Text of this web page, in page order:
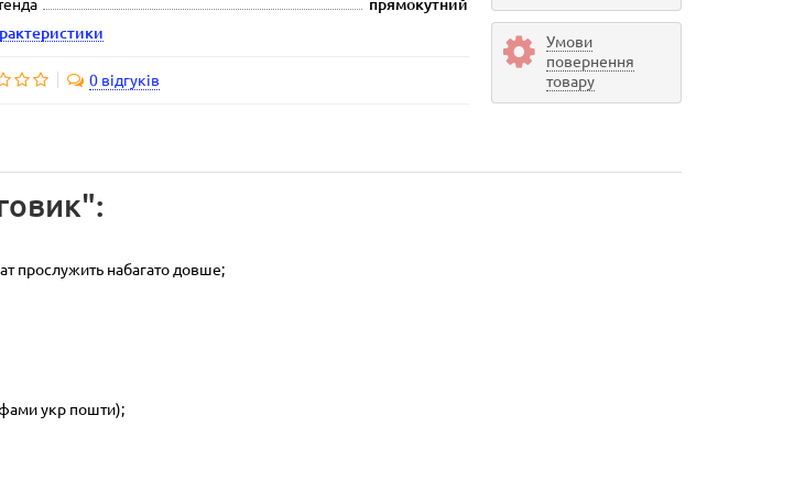
прямокутний
0 відгуків
Умови
повернення
товару
прослужить набагато довше;
укр пошти);